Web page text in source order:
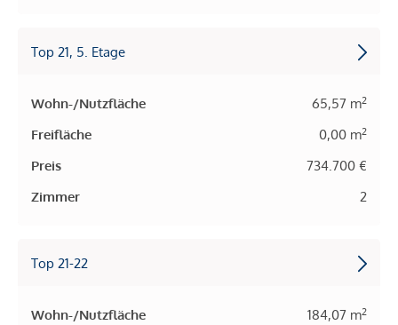
Top 21, 5. Etage
Wohn-/Nutzfläche 65,57 m2
Freifläche 0,00 m2
Preis
734.700 €
Zimmer
2
Top 21-22
Wohn-/Nutzfläche 184,07 m2